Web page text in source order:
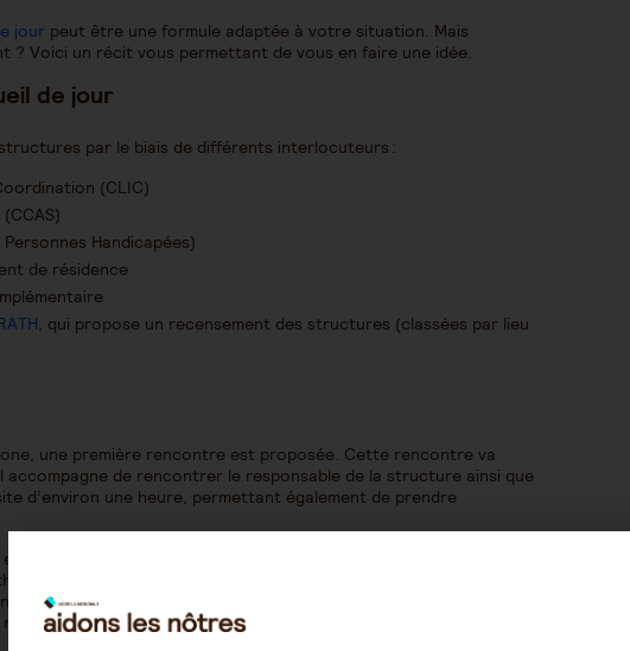
jour peut être une formule adaptée à votre situation. Mais
? Voici un récit vous permettant de vous en faire une idée.
de jour
par le biais de différents interlocuteurs :
(CLIC)
Handicapées)
de résidence
, qui propose un recensement des structures (classées par lieu
une première rencontre est proposée. Cette rencontre va
accompagne de rencontrer le responsable de la structure ainsi que
d’environ une heure, permettant également de prendre
vous propose un entretien afin d’échanger sur la situation de la
ses habitudes de vie, son accompagnement, etc.) ainsi que
votre proche, vos difficultés, votre santé, par exemple). Les
coût, etc.) vous seront également présentées.